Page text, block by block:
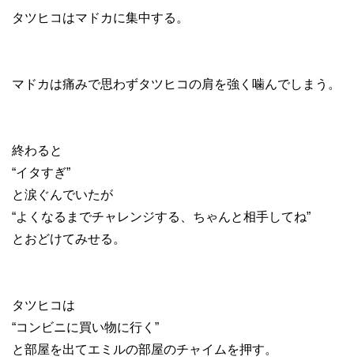
タツヒコはマドカに集中する。
マドカは痛みで思わずタツヒコの肩を強く噛んでしまう。
終わると
“イタすぎ”
と涙ぐんでいたが
“よくなるまでチャレンジする、ちゃんと相手してね”
とおどけてみせる。
タツヒコは
“コンビニに買い物に行く”
と部屋を出てエミルの部屋のチャイムを押す。